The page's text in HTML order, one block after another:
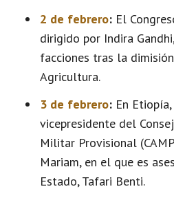
2 de febrero: El
dirigido por Indira
facciones tras la
Agricultura.
3 de febrero: En
vicepresidente del
Militar Provisional
Mariam, en el que es
Estado, Tafari Benti.